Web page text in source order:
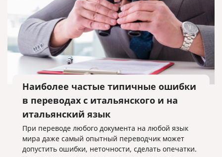
Наиболее частые типичные ошибки
в переводах с итальянского и на
итальянский язык
При переводе любого документа на любой язык
мира даже самый опытный переводчик может
допустить ошибки, неточности, сделать опечатки.